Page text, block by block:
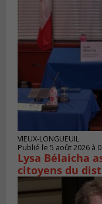
VIEUX-LONGUEUIL
Publié le 5 août 2026 à
Lysa Bélaicha
citoyens du